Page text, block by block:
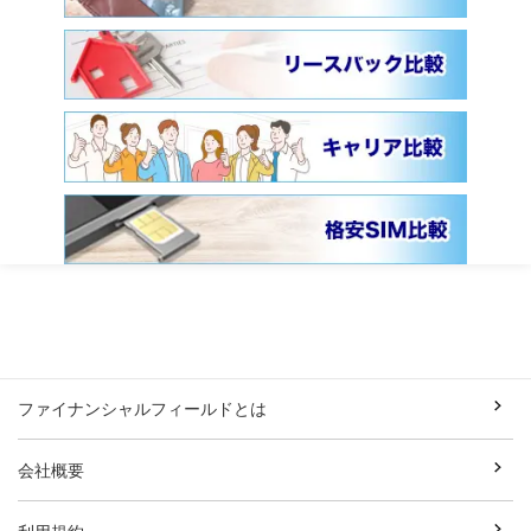
ファイナンシャルフィールドとは
会社概要